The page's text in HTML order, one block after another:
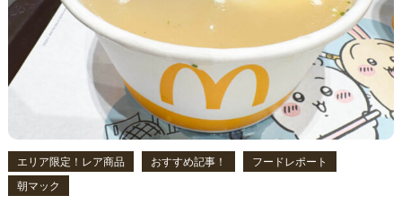
エリア限定！レア商品 おすすめ記事！
フードレポート
朝マック